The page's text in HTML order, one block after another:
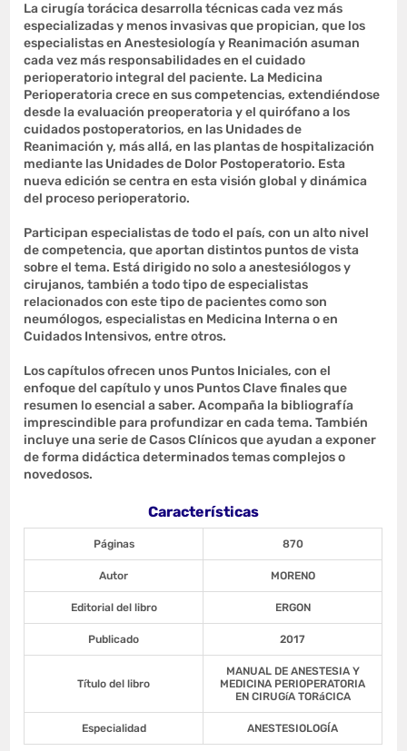
La cirugía torácica desarrolla técnicas cada vez más
especializadas y menos invasivas que propician, que los
especialistas en Anestesiología y Reanimación asuman
cada vez más responsabilidades en el cuidado
perioperatorio integral del paciente. La Medicina
Perioperatoria crece en sus competencias, extendiéndose
desde la evaluación preoperatoria y el quirófano a los
cuidados postoperatorios, en las Unidades de
Reanimación y, más allá, en las plantas de hospitalización
mediante las Unidades de Dolor Postoperatorio. Esta
nueva edición se centra en esta visión global y dinámica
del proceso perioperatorio.
Participan especialistas de todo el país, con un alto nivel
de competencia, que aportan distintos puntos de vista
sobre el tema. Está dirigido no solo a anestesiólogos y
cirujanos, también a todo tipo de especialistas
relacionados con este tipo de pacientes como son
neumólogos, especialistas en Medicina Interna o en
Cuidados Intensivos, entre otros.
Los capítulos ofrecen unos Puntos Iniciales, con el
enfoque del capítulo y unos Puntos Clave finales que
resumen lo esencial a saber. Acompaña la bibliografía
imprescindible para profundizar en cada tema. También
incluye una serie de Casos Clínicos que ayudan a exponer
de forma didáctica determinados temas complejos o
novedosos.
Características
Páginas 870
Autor MORENO
Editorial del libro ERGON
Publicado 2017
Título del libro
MANUAL DE ANESTESIA Y
MEDICINA PERIOPERATORIA
EN CIRUGíA TORáCICA
Especialidad ANESTESIOLOGÍA